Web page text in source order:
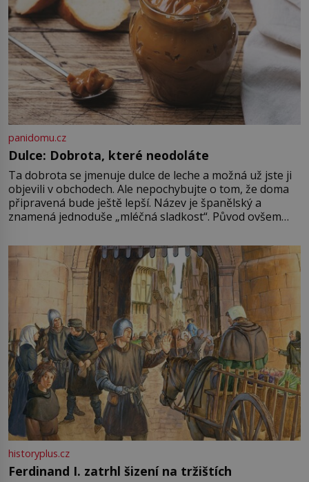
panidomu.cz
Dulce: Dobrota, které neodoláte
Ta dobrota se jmenuje dulce de leche a možná už jste ji
objevili v obchodech. Ale nepochybujte o tom, že doma
připravená bude ještě lepší. Název je španělský a
znamená jednoduše „mléčná sladkost“. Původ ovšem
pře hned několik latinskoamerických zemí a k tomu
Francie, kde se traduje,
historyplus.cz
Ferdinand I. zatrhl šizení na tržištích